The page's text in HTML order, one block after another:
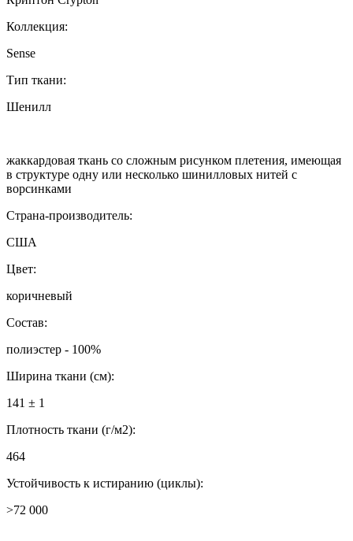
Коллекция:
Sense
Тип ткани:
Шенилл
жаккардовая ткань со сложным рисунком плетения, имеющая
в структуре одну или несколько шинилловых нитей с
ворсинками
Страна-производитель:
США
Цвет:
коричневый
Состав:
полиэстер - 100%
Ширина ткани (см):
141 ± 1
Плотность ткани (г/м2):
464
Устойчивость к истиранию (циклы):
>72 000